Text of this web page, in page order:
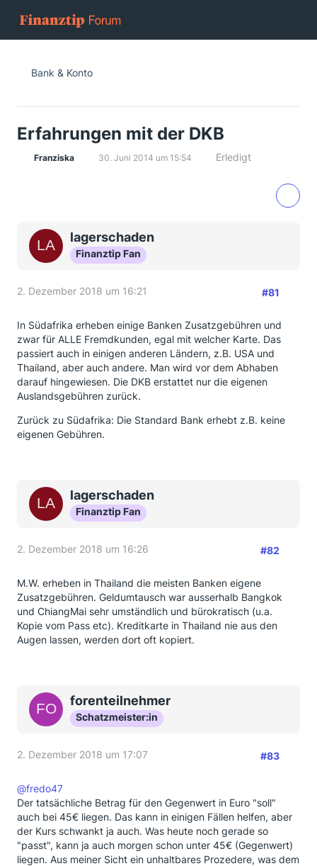
Bank & Konto
Erfahrungen mit der DKB
Franziska 30. Juni 2014 um 15:54 Erledigt
lagerschaden
Finanztip Fan
2. Dezember 2018 um 16:21 #81
In Südafrika erheben einige Banken Zusatzgebühren und
zwar für ALLE Fremdkunden, egal mit welcher Karte. Das
passiert auch in einigen anderen Ländern, z.B. USA und
Thailand, aber auch andere. Man wird vor dem Abhaben
darauf hingewiesen. Die DKB erstattet nur die eigenen
Auslandsgebühren zurück.
Zurück zu Südafrika: Die Standard Bank erhebt z.B. keine
eigenen Gebühren.
lagerschaden
Finanztip Fan
2. Dezember 2018 um 16:26 #82
M.W. erheben in Thailand die meisten Banken eigene
Zusatzgebühren. Geldumtausch war ausserhalb Bangkok
und ChiangMai sehr umständlich und bürokratisch (u.a.
Kopie vom Pass etc). Kreditkarte in Thailand nie aus den
Augen lassen, werden dort oft kopiert.
forenteilnehmer
Schatzmeister:in
2. Dezember 2018 um 17:07 #83
@fredo47
Der tatsächliche Betrag für den Gegenwert in Euro "soll"
auch bei 45€ liegen. Das kann in einigen Fällen helfen, aber
der Kurs schwankt ja auch. Was heute noch gerade so
"passt", kann ja auch morgen schon unter 45€ (Gegenwert)
liegen. Aus meiner Sicht ein unhaltbares Prozedere, was dem